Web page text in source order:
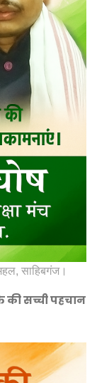
साहिबगंज।
की सच्ची पहचान